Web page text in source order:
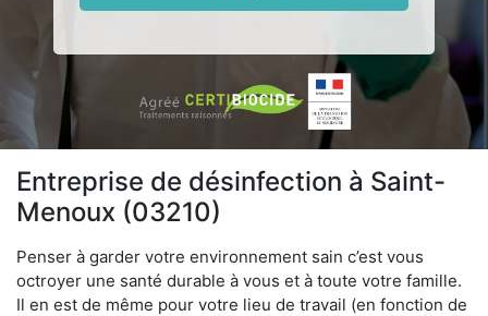
Entreprise de désinfection à Saint-
Menoux (03210)
Penser à garder votre environnement sain c’est vous
octroyer une santé durable à vous et à toute votre famille.
Il en est de même pour votre lieu de travail (en fonction de